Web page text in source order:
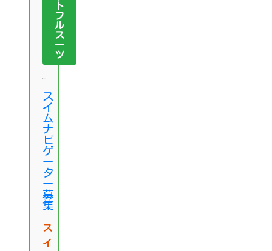
ト
フ
ル
ス
ー
ツ
ス
イ
ム
ナ
ビ
ゲ
ー
タ
ー
募
集
ス
イ